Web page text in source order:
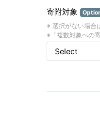
寄附対象
※ 選択がない場合
※「複数対象への